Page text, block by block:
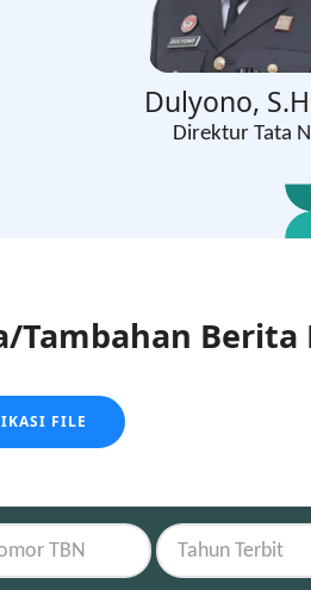
Dulyono,
Direktur Tata
Tambahan Berita
FILE